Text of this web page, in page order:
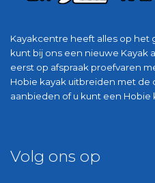
Kayakcentre heeft alles op het
kunt bij ons een nieuwe Kayak
eerst op afspraak proefvaren
Hobie kayak uitbreiden met de
aanbieden of u kunt een Hobie
Volg ons op